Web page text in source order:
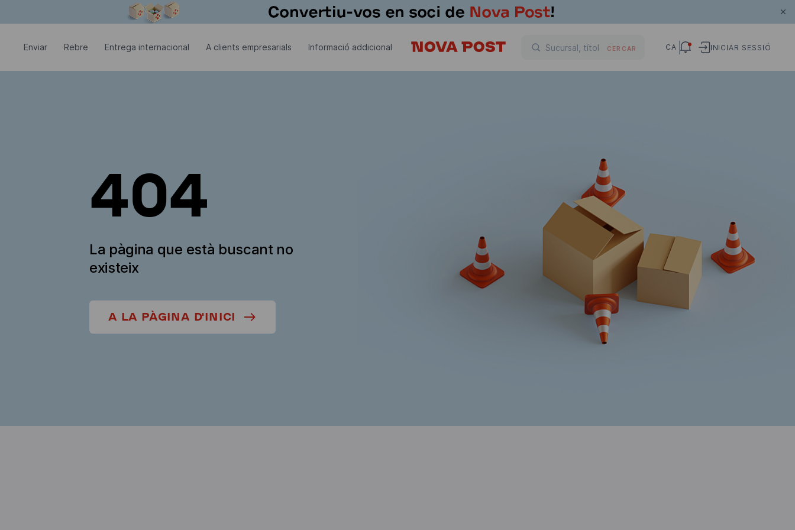
Enviar Rebre Entrega internacional A clients empresarials Informació addicional CERCAR CA INICIAR SESSIÓ
404
La pàgina que està buscant no
existeix
A LA PÀGINA D'INICI
La finestra modal està oberta